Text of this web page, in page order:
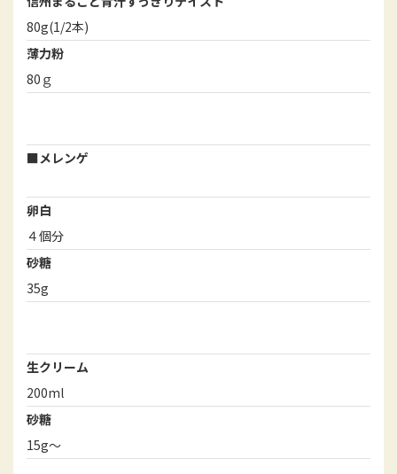
80g(1/2本)
薄力粉
80ｇ
■メレンゲ
卵白
４個分
砂糖
35g
生クリーム
200ml
砂糖
15g～